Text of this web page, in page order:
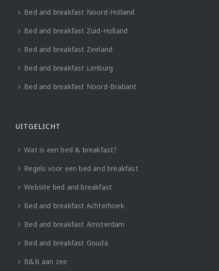
Bed and breakfast Noord-Holland
Bed and breakfast Zuid-Holland
Bed and breakfast Zeeland
Bed and breakfast Limburg
Bed and breakfast Noord-Brabant
UITGELICHT
Wat is een bed & breakfast?
Regels voor een bed and breakfast
Website bed and breakfast
Bed and breakfast Achterhoek
Bed and breakfast Amsterdam
Bed and breakfast Gouda
B&B aan zee